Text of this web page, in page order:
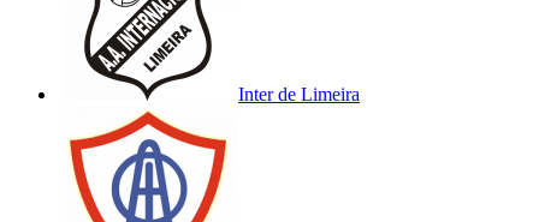
Inter de Limeira